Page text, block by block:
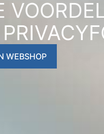
WEBSHOP